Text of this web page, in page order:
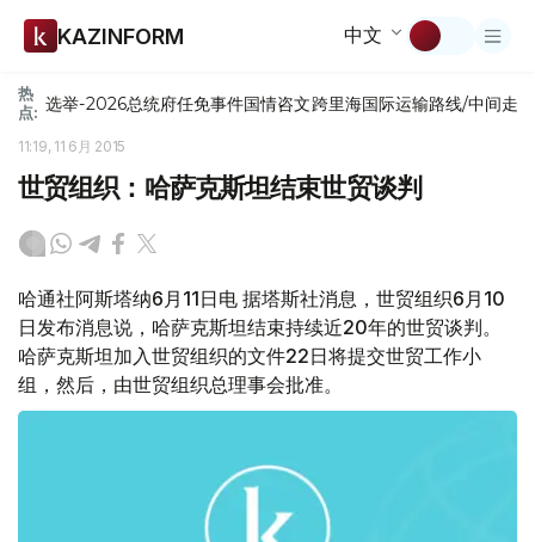
KAZINFORM 中文
热
点: 选举-2026总统府任免事件国情咨文跨里海国际运输路线/中间走廊
11:19, 11 6月 2015
世贸组织：哈萨克斯坦结束世贸谈判
哈通社阿斯塔纳6月11日电 据塔斯社消息，世贸组织6月10
日发布消息说，哈萨克斯坦结束持续近20年的世贸谈判。
哈萨克斯坦加入世贸组织的文件22日将提交世贸工作小
组，然后，由世贸组织总理事会批准。